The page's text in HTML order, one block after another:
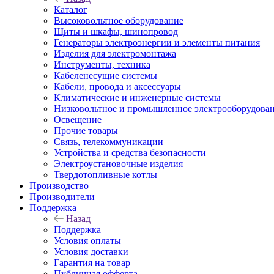
Каталог
Высоковольтное оборудование
Щиты и шкафы, шинопровод
Генераторы электроэнергии и элементы питания
Изделия для электромонтажа
Инструменты, техника
Кабеленесущие системы
Кабели, провода и аксессуары
Климатические и инженерные системы
Низковольтное и промышленное
Освещение
Прочие товары
Связь, телекоммуникации
Устройства и средства безопасности
Электроустановочные изделия
Твердотопливные котлы
Производство
Производители
Поддержка
Назад
Поддержка
Условия оплаты
Условия доставки
Гарантия на товар